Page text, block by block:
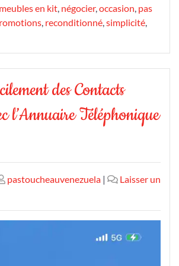
meubles en kit, négocier,occasion, pas
, reconditionné,simplicité,
des Contacts
l’Annuaire Téléphonique
pastoucheauvenezuela |
Laisser un